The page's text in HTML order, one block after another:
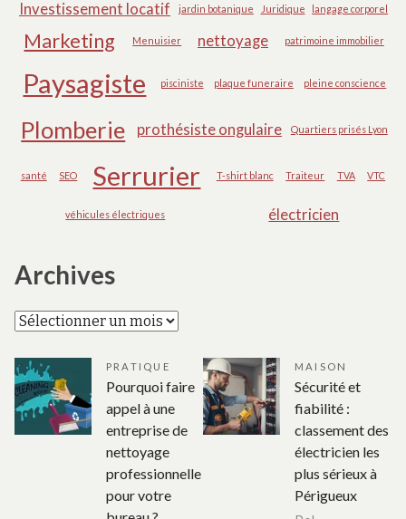
Investissement locatif jardin botanique Juridique langage corporel
Marketing Menuisier nettoyage patrimoine immobilier
Paysagiste pisciniste plaque funeraire pleine conscience
Plomberie prothésiste ongulaire Quartiers prisés Lyon
santé SEO Serrurier T-shirt blanc Traiteur TVA VTC
véhicules électriques électricien
Archives
Archives
PRATIQUE
Pourquoi faire
appel à une
entreprise de
nettoyage
professionnelle
pour votre
MAISON
Sécurité et
fiabilité :
classement des
électricien les
plus sérieux à
Périgueux